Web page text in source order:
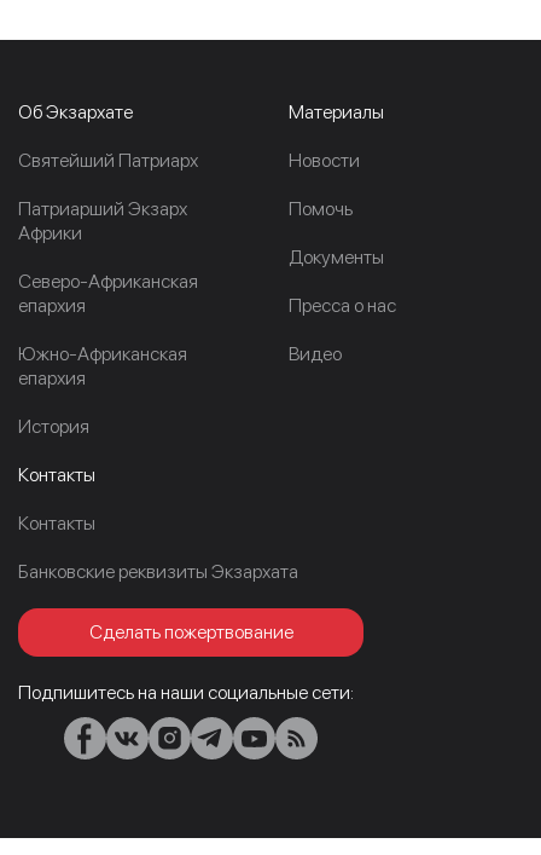
Об Экзархате
Cвятейший Патриарх
Патриарший Экзарх
Африки
Северо-Африканская
епархия
Южно-Африканская
епархия
История
Материалы
Новости
Помочь
Документы
Пресса о нас
Видео
Контакты
Контакты
Банковские реквизиты Экзархата
Сделать пожертвование
Подпишитесь на наши социальные сети: